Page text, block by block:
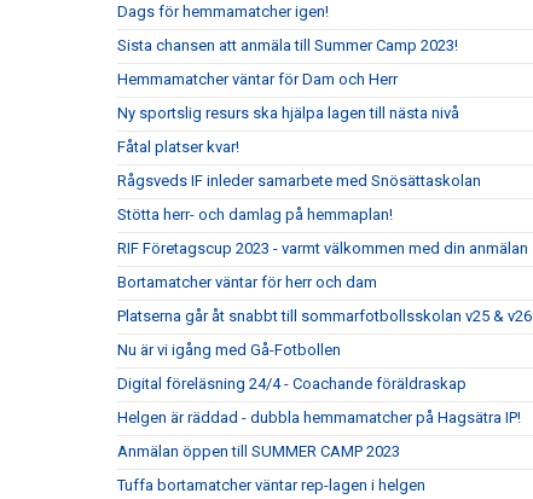
Dags för hemmamatcher igen!
Sista chansen att anmäla till Summer Camp 2023!
Hemmamatcher väntar för Dam och Herr
Ny sportslig resurs ska hjälpa lagen till nästa nivå
Fåtal platser kvar!
Rågsveds IF inleder samarbete med Snösättaskolan
Stötta herr- och damlag på hemmaplan!
RIF Företagscup 2023 - varmt välkommen med din anmälan
Bortamatcher väntar för herr och dam
Platserna går åt snabbt till sommarfotbollsskolan v25 & v26
Nu är vi igång med Gå-Fotbollen
Digital föreläsning 24/4 - Coachande föräldraskap
Helgen är räddad - dubbla hemmamatcher på Hagsätra IP!
Anmälan öppen till SUMMER CAMP 2023
Tuffa bortamatcher väntar rep-lagen i helgen